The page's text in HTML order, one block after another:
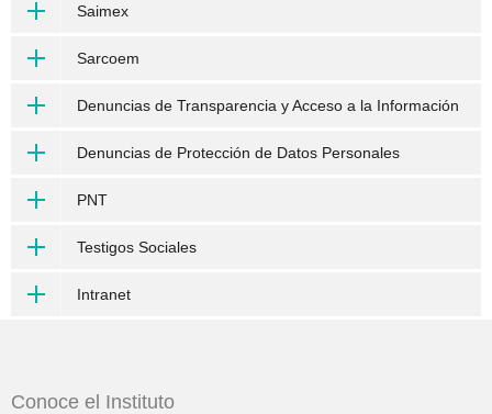
Saimex
Sarcoem
Denuncias de Transparencia y Acceso a la Información
Denuncias de Protección de Datos Personales
PNT
Testigos Sociales
Intranet
Conoce el Instituto